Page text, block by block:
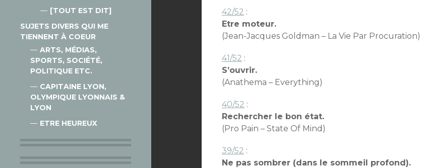
[TOUT EST DIT]
SUJETS DIVERS QUI ME
TIENNENT À COEUR
ARTS, MÉDIAS,
SPORTS, SOCIÉTÉ,
POLITIQUE ETC.
CAPITAINE LYON,
OLYMPIQUE LYONNAIS &
LYON
ETRE HEUREUX
42/52 :
Etre moteur.
(Jean-Jacques Goldman – La Vie Par Procuration)
41/52 :
S’ouvrir.
(Anathema – Everything)
40/52 :
Rechercher le bon état.
(Pro Pain – State Of Mind)
39/52 :
Ne pas sombrer (dans le sommeil profond).